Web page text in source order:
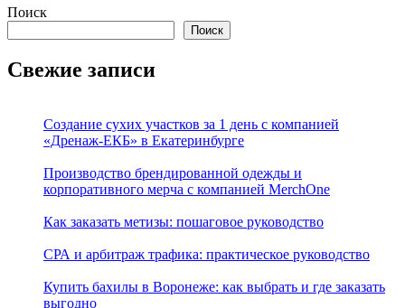
Поиск
Поиск
Свежие записи
Создание сухих участков за 1 день с компанией
«Дренаж-ЕКБ» в Екатеринбурге
Производство брендированной одежды и
корпоративного мерча с компанией MerchOne
Как заказать метизы: пошаговое руководство
СРА и арбитраж трафика: практическое руководство
Купить бахилы в Воронеже: как выбрать и где заказать
выгодно